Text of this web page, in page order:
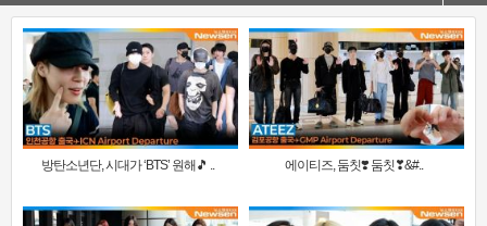
방탄소년단, 시대가 ‘BTS’ 원해🎵 .. 에이티즈, 둠칫❣️ 둠칫❣&#..